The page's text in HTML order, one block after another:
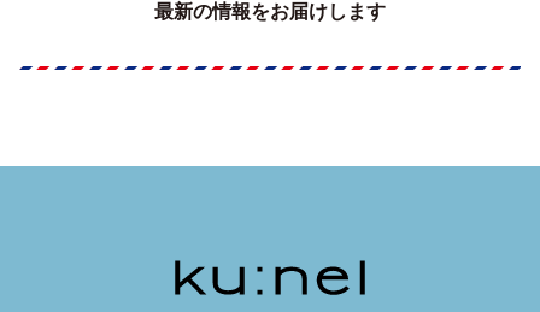
最新の情報をお届けします